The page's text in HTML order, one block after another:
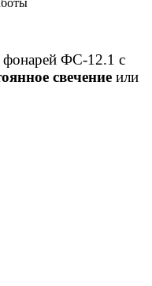
фонарей ФС-12.1 с
свечение или